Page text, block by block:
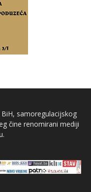
samoregulacijskog
čine renomirani mediji